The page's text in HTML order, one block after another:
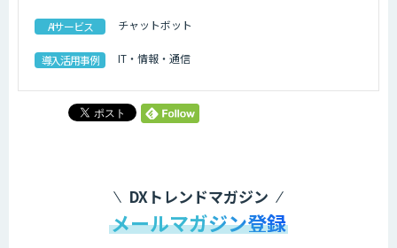
AIサービス チャットボット
導入活用事例 IT・情報・通信
DXトレンドマガジン
メールマガジン登録